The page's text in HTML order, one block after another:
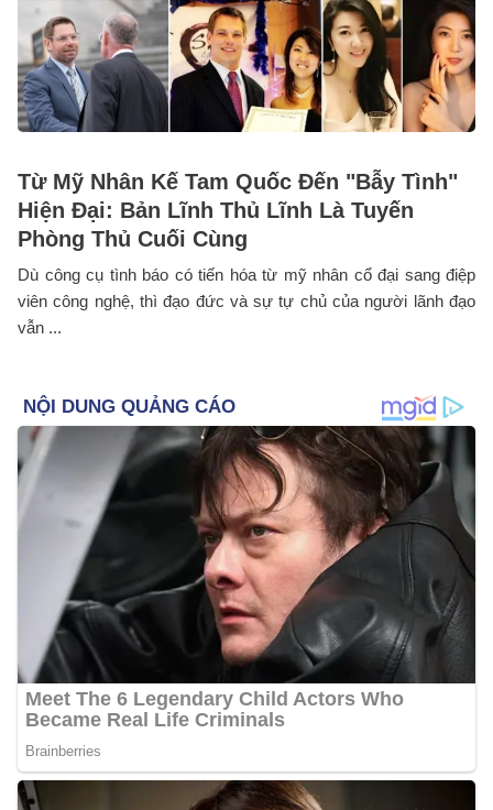
Từ Mỹ Nhân Kế Tam Quốc Đến "Bẫy Tình"
Hiện Đại: Bản Lĩnh Thủ Lĩnh Là Tuyến
Phòng Thủ Cuối Cùng
Dù công cụ tình báo có tiến hóa từ mỹ nhân cổ đại sang điệp
viên công nghệ, thì đạo đức và sự tự chủ của người lãnh đạo
vẫn ...